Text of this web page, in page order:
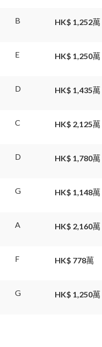
B HK$ 1,252萬
E HK$ 1,250萬
D HK$ 1,435萬
C HK$ 2,125萬
D HK$ 1,780萬
G HK$ 1,148萬
A HK$ 2,160萬
F HK$ 778萬
G HK$ 1,250萬